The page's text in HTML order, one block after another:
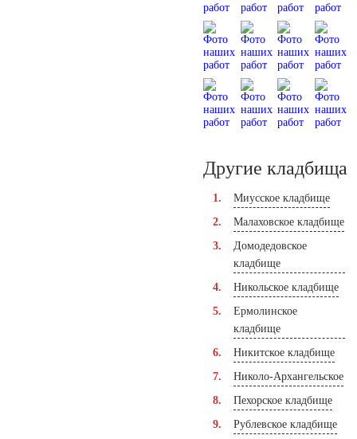
Другие кладбища
Миусское кладбище
Малаховское кладбище
Домодедовское
кладбище
Никольское кладбище
Ермолинское
кладбище
Никитское кладбище
Николо-Архангельское
Пехорское кладбище
Рублевское кладбище